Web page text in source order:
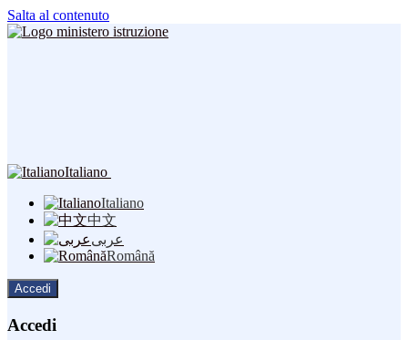
Salta al contenuto
Italiano
Italiano
中文
عربى
Română
Accedi
Accedi